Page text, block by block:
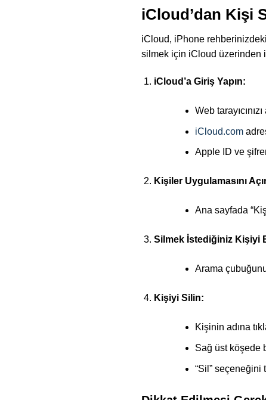
iCloud’dan Kişi
iCloud, iPhone
silmek için iCloud üzerinden
iCloud’a Giriş Yapın:
Web tarayıcınızı
iCloud.com
Apple ID ve
Kişiler Uygulamasını
Ana sayfada
Silmek İstediğiniz Kişiyi
Arama
Kişiyi Silin:
Kişinin adına
Sağ üst köşede
“Sil” seçeneğini